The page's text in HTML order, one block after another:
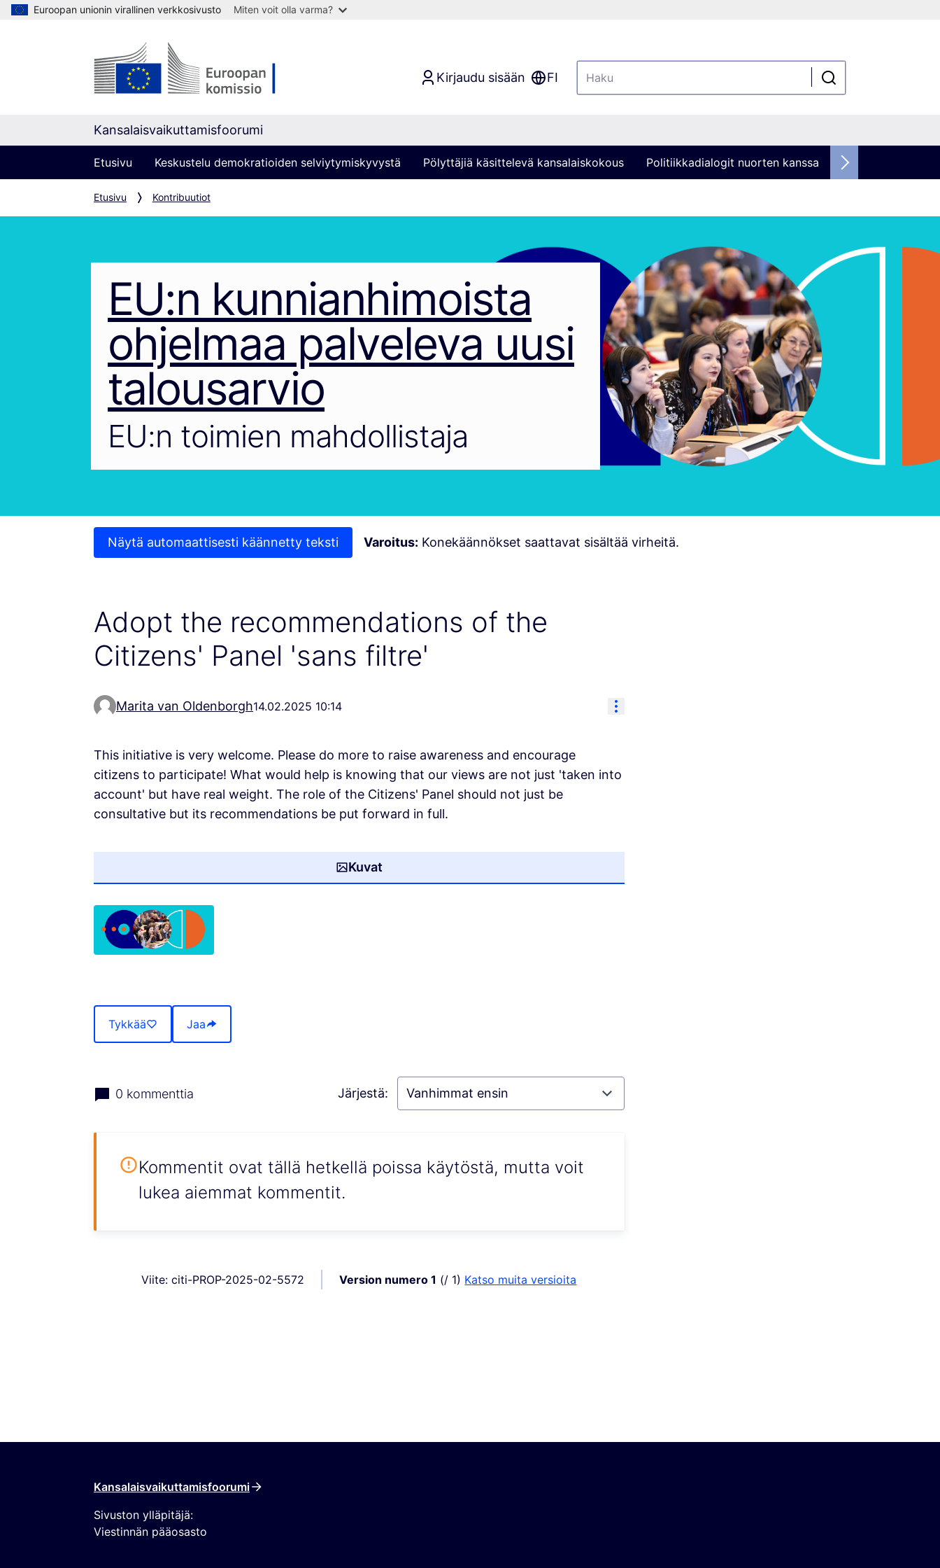
Euroopan unionin virallinen verkkosivusto Miten voit olla varma?
Kirjaudu sisään FI
Kansalaisvaikuttamisfoorumi
Etusivu Keskustelu demokratioiden selviytymiskyvystä Pölyttäjiä käsittelevä kansalaiskokous Politiikkadialogit nuorten kanssa
Etusivu Kontribuutiot
EU:n kunnianhimoista
ohjelmaa palveleva uusi
talousarvio
EU:n toimien mahdollistaja
Näytä automaattisesti käännetty teksti Varoitus: Konekäännökset saattavat sisältää virheitä.
Adopt the recommendations of the
Citizens' Panel 'sans filtre'
Marita van Oldenborgh14.02.2025 10:14 Kohteen hallintatoiminnot
This initiative is very welcome. Please do more to raise awareness and encourage
citizens to participate! What would help is knowing that our views are not just 'taken into
account' but have real weight. The role of the Citizens' Panel should not just be
consultative but its recommendations be put forward in full.
Kuvat
Tykkää Jaa
0 kommenttia Järjestä:
Kommentit ovat tällä hetkellä poissa käytöstä, mutta voit
lukea aiemmat kommentit.
Viite: citi-PROP-2025-02-5572 Version numero 1 (/ 1) katso muita versioita
Kansalaisvaikuttamisfoorumi
Sivuston ylläpitäjä:
Viestinnän pääosasto